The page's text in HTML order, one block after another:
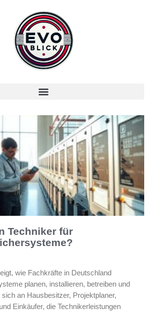
Techniker für
wie Fachkräfte in Deutschland
planen, installieren, betreiben und
an Hausbesitzer, Projektplaner,
Einkäufer, die Technikerleistungen